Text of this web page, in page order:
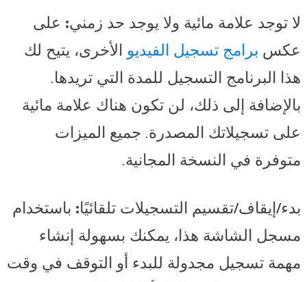
لا توجد علامة مائية ولا يوجد حد زمني: على
عكس برامج تسجيل الفيديو الأخرى، يتيح لك
هذا البرنامج التسجيل للمدة التي تريدها.
بالإضافة إلى ذلك، لن تكون هناك علامة مائية
على تسجيلاتك المصدرة. جميع الميزات
متوفرة في النسخة المجانية.
بدء/إيقاف/تقسيم التسجيلات تلقائيًا: باستخدام
مسجل الشاشة هذا، يمكنك بسهولة إنشاء
مهمة تسجيل مجدولة للبدء أو التوقف في وقت